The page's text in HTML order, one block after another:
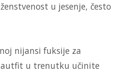
u jesenje, često
nijansi fuksije za
autfit u trenutku učinite